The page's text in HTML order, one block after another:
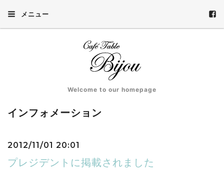
メニュー
Welcome to our homepage
インフォメーション
2012/11/01 20:01
プレジデントに掲載されました